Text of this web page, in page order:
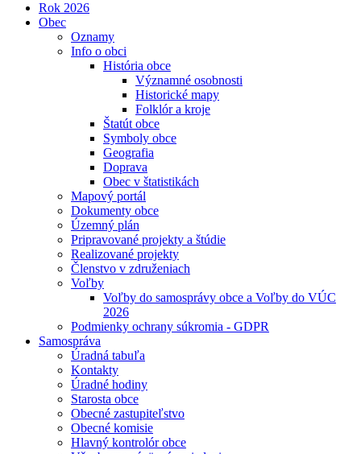
Rok 2026
Obec
Oznamy
Info o obci
História obce
Významné osobnosti
Historické mapy
Folklór a kroje
Štatút obce
Symboly obce
Geografia
Doprava
Obec v štatistikách
Mapový portál
Dokumenty obce
Územný plán
Pripravované projekty a štúdie
Realizované projekty
Členstvo v združeniach
Voľby
Voľby do samosprávy obce a Voľby do VÚC
2026
Podmienky ochrany súkromia - GDPR
Samospráva
Úradná tabuľa
Kontakty
Úradné hodiny
Starosta obce
Obecné zastupiteľstvo
Obecné komisie
Hlavný kontrolór obce